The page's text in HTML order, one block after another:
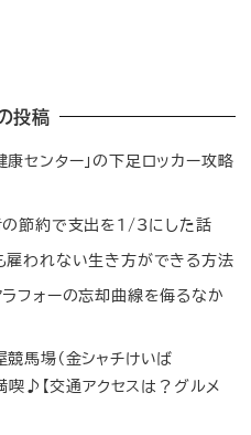
投稿
センター」の下足ロッカー攻略
の節約で支出を1/3にした話
雇われない生き方ができる方法
フォーの忘却曲線を侮るなか
馬場（金シャチけいば
喫♪【交通アクセスは？グルメ